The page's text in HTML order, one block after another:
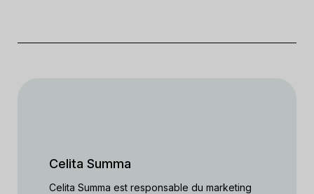
Celita Summa
Celita Summa est responsable du marketing